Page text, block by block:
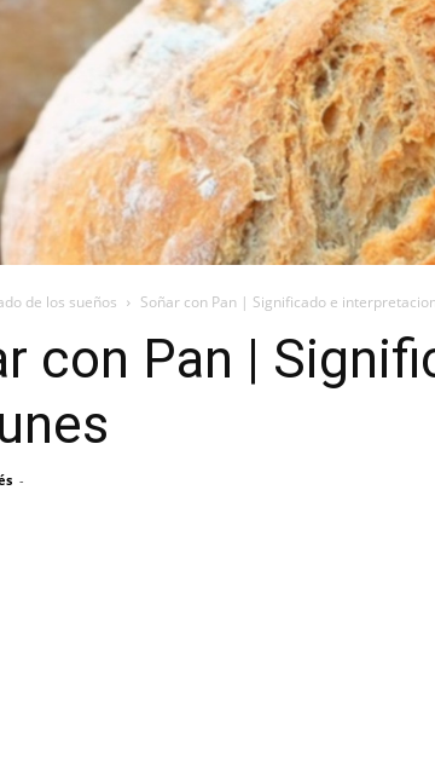
de los sueños Soñar con Pan | Significado e
con Pan |
-